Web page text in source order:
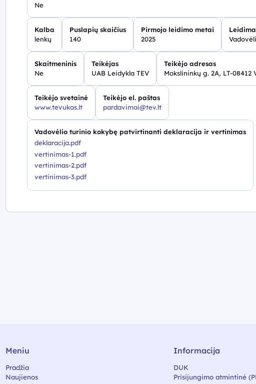
Ne
Kalba
lenkų
Puslapių skaičius
140
Pirmojo leidimo metai
2025
Skaitmeninis
Ne
Teikėjas
UAB Leidykla TEV
Teikėjo adresas
Mokslininkų g. 2A, LT-08412
Teikėjo svetainė
www.tevukas.lt
Teikėjo el. paštas
pardavimai@tev.lt
Vadovėlio turinio kokybę patvirtinanti deklaracija ir vertinimas
deklaracija.pdf
vertinimas-1.pdf
vertinimas-2.pdf
vertinimas-3.pdf
Meniu
Pradžia
Naujienos
Informacija
DUK
Prisijungimo atmintinė